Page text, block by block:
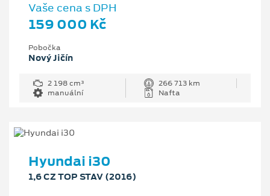
Vaše cena s DPH
159 000 Kč
Pobočka
Nový Jičín
2 198 cm³
266 713 km
manuální
Nafta
Hyundai i30
1,6 CZ TOP STAV (2016)